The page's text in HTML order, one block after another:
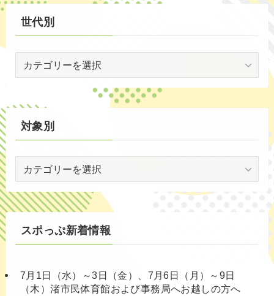
世代別
対象別
別
スポっぷ新着情報
7月1日（水）～3日（金）、7月6日（月）～9日
（木）渚市民体育館および事務局へお越しの方へ